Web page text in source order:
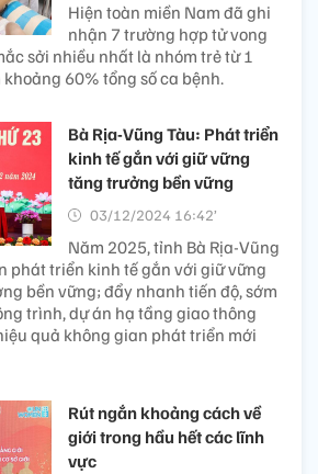
Hiện toàn miền Nam đã ghi
nhận 7 trường hợp tử vong
sởi nhiều nhất là nhóm trẻ từ 1
60% tổng số ca bệnh.
Bà Rịa-Vũng Tàu: Phát triển
kinh tế gắn với giữ vững
tăng trưởng bền vững
03/12/2024 16:42’
Năm 2025, tỉnh Bà Rịa-Vũng
phát triển kinh tế gắn với giữ vững
bền vững; đẩy nhanh tiến độ, sớm
trình, dự án hạ tầng giao thông
quả không gian phát triển mới
Rút ngắn khoảng cách về
giới trong hầu hết các lĩnh
vực